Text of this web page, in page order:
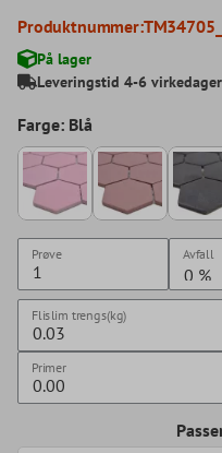
Produktnummer:
På lager
Leveringstid 4-6 virkedager
Farge: Blå
Prøve Avfall
Flislim trengs(kg)
Primer